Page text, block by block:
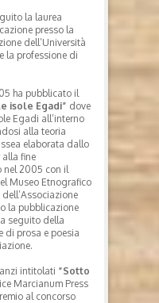
la laurea
presso la
dell’Università
la professione di
ha pubblicato il
isole Egadi” dove
Egadi all’interno
alla teoria
elaborata dallo
alla fine
nel 2005 con il
Museo Etnografico
la pubblicazione
seguito della
di prosa e poesia
intitolati “Sotto
Marcianum Press
al concorso